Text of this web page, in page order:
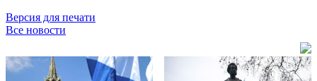
Версия для печати
Все новости